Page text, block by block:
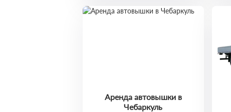
Аренда автовышки в
Чебаркуль